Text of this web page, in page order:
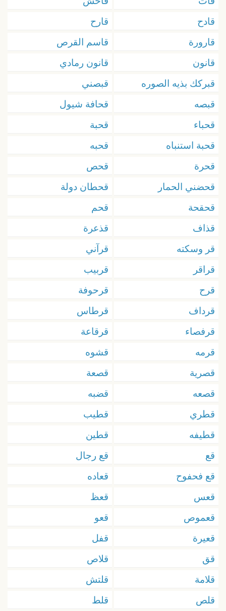
قادح
قارح
قارورة
قاسم القرص
قانون
قانون رمادي
قبركك بذيه الصوره
قبصني
قبصه
قحافة شيول
قحباء
قحبة
قحبة استنباه
قحبه
قحرة
قحص
قحضني الحمار
قحطان دولة
قحقحة
قحم
قذاف
قذعرة
قر وسكته
قرآني
قراقر
قربيب
قرح
قرحوفة
قرداف
قرطاس
قرفصاء
قرقاعة
قرمه
قشوه
قصرية
قصعة
قصعه
قضبه
قطري
قطيب
قطيفه
قطين
قع
قع رجال
قع فحفوح
قعاده
قعس
قعظ
قعموص
قعو
قعيرة
قفل
قق
قلاص
قلامة
قلتش
قلص
قلط